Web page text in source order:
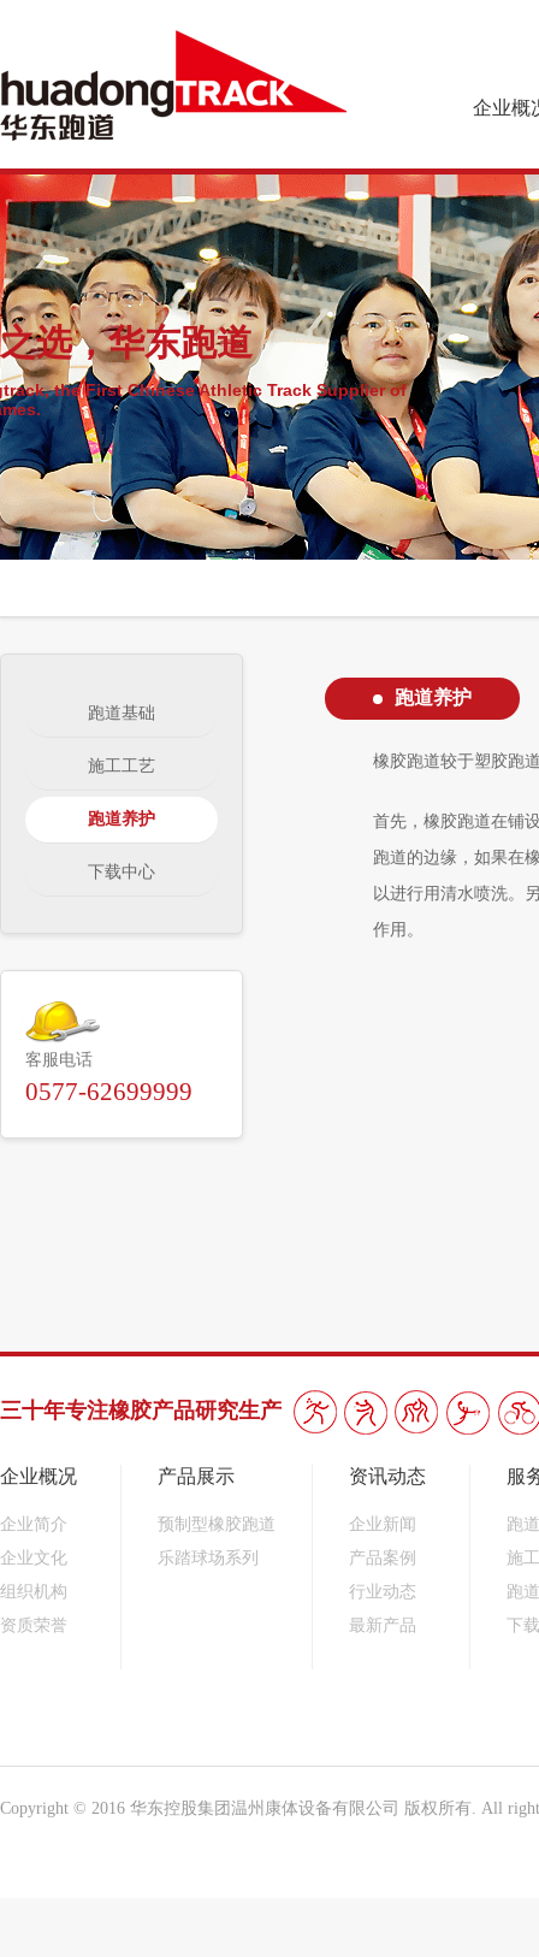
企业概
企业简介
企业文化
组织机构
资质荣誉
预制型橡胶
乐踏球场
选，华东跑道
the First Chinese Athletic Track Supplier of
跑道基础
施工工艺
跑道养护
下载中心
客服电话
0577-62699999
跑道养护
橡胶跑道较于塑胶跑
首先，橡胶跑道在铺
跑道的边缘，如果在
以进行用清水喷洗。
作用。
三十年专注橡胶产品研究生产
企业概况
企业简介
企业文化
组织机构
资质荣誉
产品展示
预制型橡胶跑道
乐踏球场系列
资讯动态
企业新闻
产品案例
行业动态
最新产品
服
跑
施
跑
下
Copyright © 2016 华东控股集团温州康体设备有限公司 版权所有. All